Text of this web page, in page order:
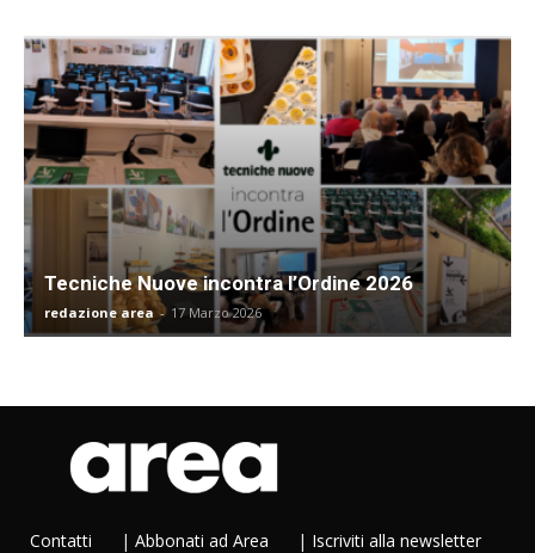
Tecniche Nuove incontra l’Ordine 2026
redazione area - 17 Marzo 2026
Contatti | Abbonati ad Area | Iscriviti alla newsletter